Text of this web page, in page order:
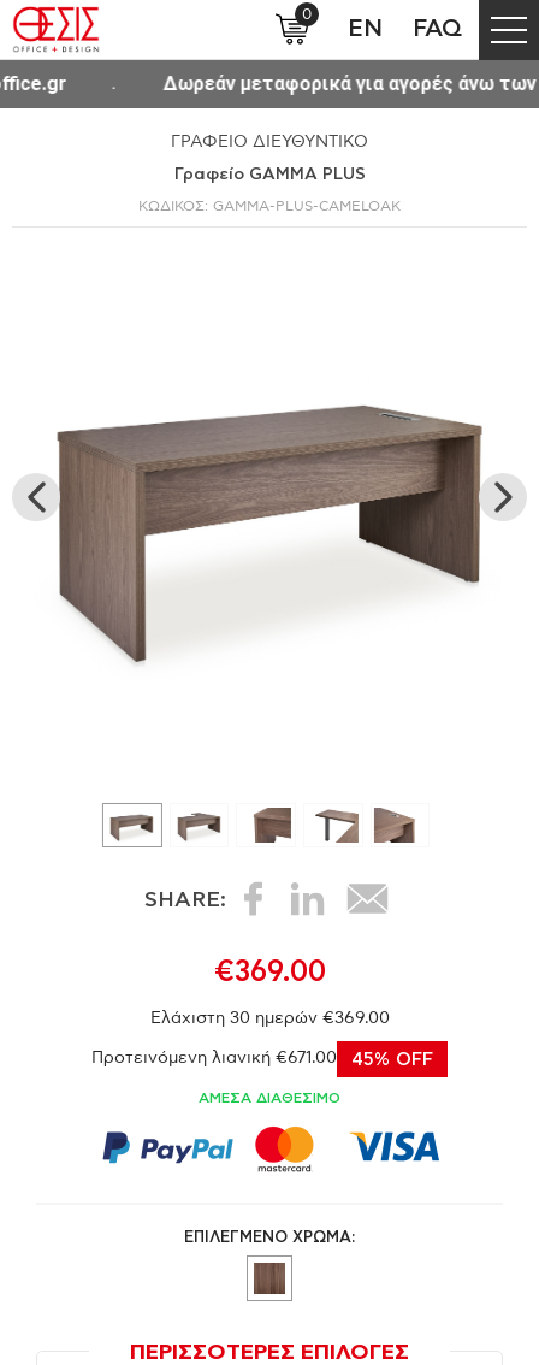
Δωρεάν μεταφορικά για αγορές άνω των 300€ σε όλη
ΓΡΑΦΕΙΟ ΔΙΕΥΘΥΝΤΙΚΟ
Γραφείο GAMMA PLUS
ΚΩΔΙΚΟΣ: GAMMA-PLUS-CAMELOAK
SHARE:
€369.00
Ελάχιστη 30 ημερών €369.00
Προτεινόμενη λιανική €671.00 45% OFF
ΑΜΕΣΑ ΔΙΑΘΕΣΙΜΟ
ΕΠΙΛΕΓΜΕΝΟ ΧΡΩΜΑ:
ΠΕΡΙΣΣΟΤΕΡΕΣ ΕΠΙΛΟΓΕΣ
0
EN FAQ